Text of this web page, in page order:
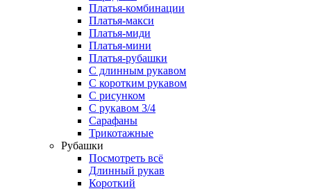
Платья-комбинации
Платья-макси
Платья-миди
Платья-мини
Платья-рубашки
С длинным рукавом
С коротким рукавом
С рисунком
С рукавом 3/4
Сарафаны
Трикотажные
Рубашки
Посмотреть всё
Длинный рукав
Короткий